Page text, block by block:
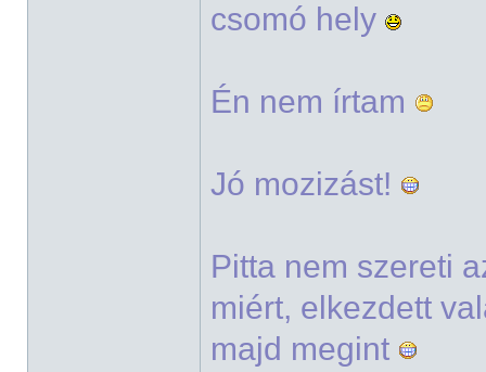
csomó hely
Én nem írtam
Jó mozizást!
Pitta nem szereti
miért, elkezdett
majd megint